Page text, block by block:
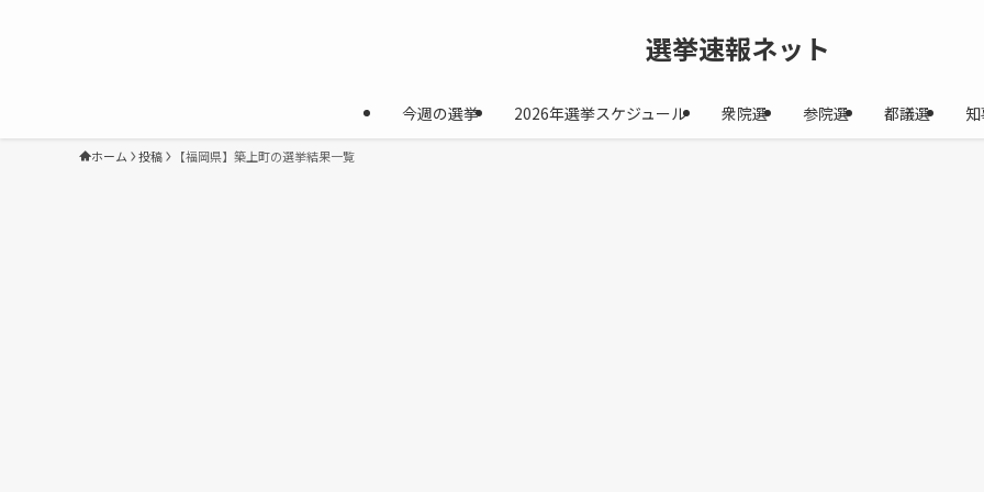
選挙速報ネット
今週の選挙 2026年選挙スケジュール 衆院選 参院選 都議選
ホーム 投稿 【福岡県】築上町の選挙結果一覧